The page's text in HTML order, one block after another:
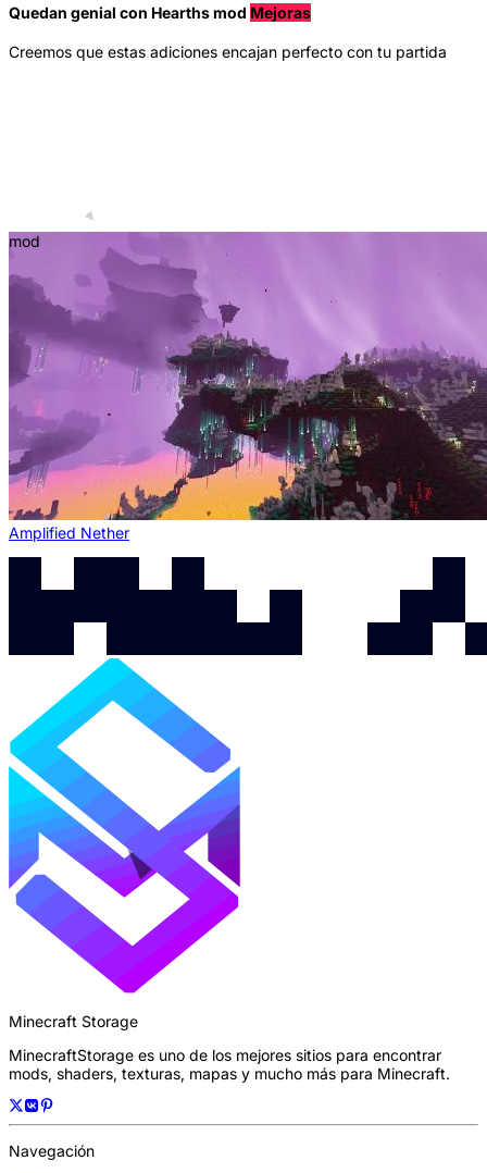
Quedan genial con Hearths mod Mejoras
Creemos que estas adiciones encajan perfecto con tu partida
mod
Amplified Nether
Minecraft Storage
MinecraftStorage es uno de los mejores sitios para encontrar
mods, shaders, texturas, mapas y mucho más para Minecraft.
Navegación